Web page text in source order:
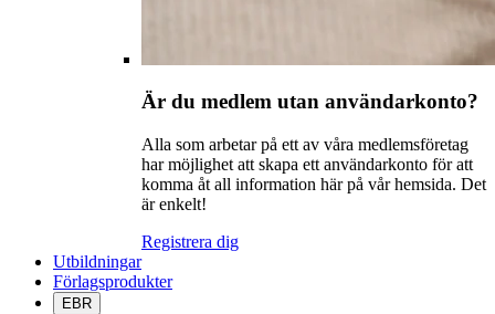
Är du medlem utan användarkonto?
Alla som arbetar på ett av våra medlemsföretag
har möjlighet att skapa ett användarkonto för att
komma åt all information här på vår hemsida. Det
är enkelt!
Registrera dig
Utbildningar
Förlagsprodukter
EBR